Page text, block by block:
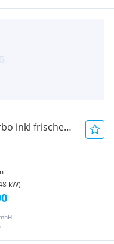
inkl frischem
kW)